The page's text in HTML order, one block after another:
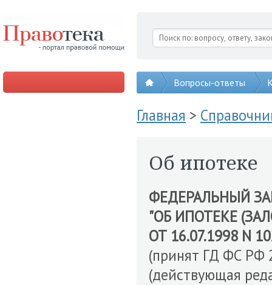
Вопросы-ответы
Главная >
Об ипотеке
ФЕДЕРАЛЬНЫЙ
"ОБ ИПОТЕКЕ
ОТ 16.07.1998 N
(принят ГД ФС РФ
(действующая